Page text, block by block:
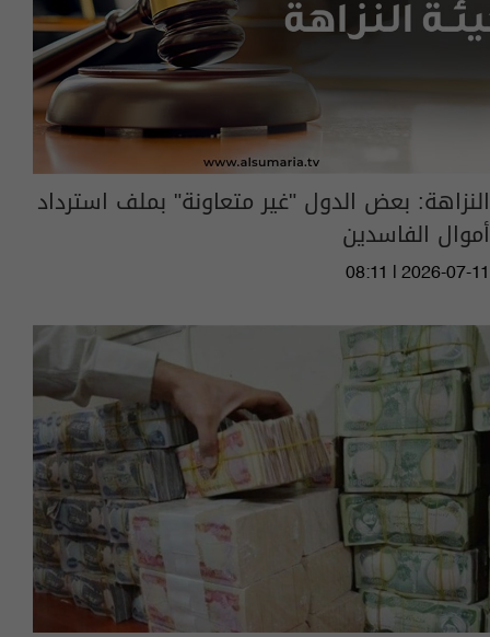
النزاهة: بعض الدول "غير متعاونة" بملف استرداد
أموال الفاسدين
08:11 | 2026-07-11